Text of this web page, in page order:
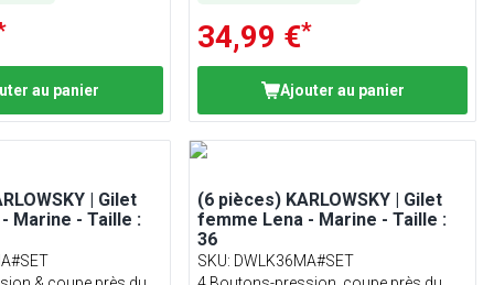
au panier
34,99 €*
Ajouter au panier
| Gilet
Marine - Taille :
(6 pièces) KARLOWSKY | Gilet
femme Lena - Marine - Taille :
36
SKU: DWLK36MA#SET